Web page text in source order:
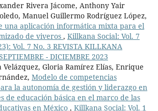
Rivera Jácome, Anthony Yair
Manuel Guillermo Rodríguez López,
una aplicación informática mixta para el
de viveros , Killkana Social: Vol. 7
Vol. 7 No. 3 REVISTA KILLKANA
- DICIEMBRE 2023
Velázquez, Gloria Ramírez Elías, Enrique
Modelo de competencias
la autonomía de gestión y liderazgo en
de educación básica en el marco de las
en México , Killkana Social: Vol. 1